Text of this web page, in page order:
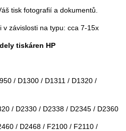
tisk fotografií a dokumentů.
závislosti na typu: cca 7-15x
tiskáren HP
/ D1300 / D1311 / D1320 /
/ D2330 / D2338 / D2345 / D2360
/ D2468 / F2100 / F2110 /